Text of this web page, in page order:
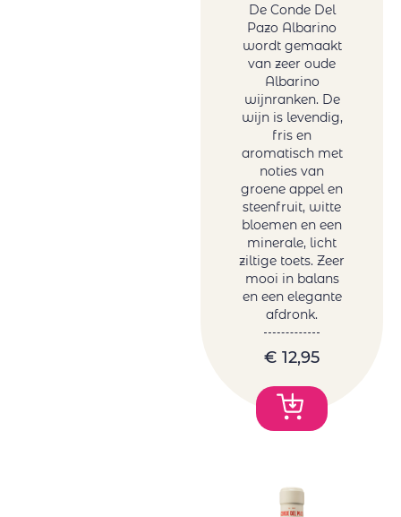
De Conde Del
Pazo Albarino
wordt gemaakt
van zeer oude
Albarino
wijnranken. De
wijn is levendig,
fris en
aromatisch met
noties van
groene appel en
steenfruit, witte
bloemen en een
minerale, licht
ziltige toets. Zeer
mooi in balans
en een elegante
afdronk.
€ 12,95